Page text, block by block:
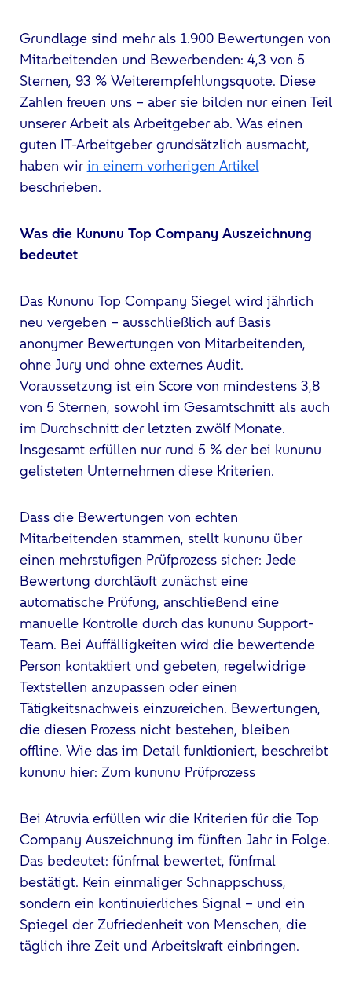
Grundlage sind mehr als 1.900 Bewertungen von
Mitarbeitenden und Bewerbenden: 4,3 von 5
Sternen, 93 % Weiterempfehlungsquote. Diese
Zahlen freuen uns – aber sie bilden nur einen Teil
unserer Arbeit als Arbeitgeber ab. Was einen
guten IT-Arbeitgeber grundsätzlich ausmacht,
haben wirin einem vorherigen Artikel
beschrieben.
Was die Kununu Top Company Auszeichnung
bedeutet
Das Kununu Top Company Siegel wird jährlich
neu vergeben – ausschließlich auf Basis
anonymer Bewertungen von Mitarbeitenden,
ohne Jury und ohne externes Audit.
Voraussetzung ist ein Score von mindestens 3,8
von 5 Sternen, sowohl im Gesamtschnitt als auch
im Durchschnitt der letzten zwölf Monate.
Insgesamt erfüllen nur rund 5 % der bei kununu
gelisteten Unternehmen diese Kriterien.
Dass die Bewertungen von echten
Mitarbeitenden stammen, stellt kununu über
einen mehrstufigen Prüfprozess sicher: Jede
Bewertung durchläuft zunächst eine
automatische Prüfung, anschließend eine
manuelle Kontrolle durch das kununu Support-
Team. Bei Auffälligkeiten wird die bewertende
Person kontaktiert und gebeten, regelwidrige
Textstellen anzupassen oder einen
Tätigkeitsnachweis einzureichen. Bewertungen,
die diesen Prozess nicht bestehen, bleiben
offline. Wie das im Detail funktioniert, beschreibt
kununu hier: Zum kununu Prüfprozess
Bei Atruvia erfüllen wir die Kriterien für die Top
Company Auszeichnung im fünften Jahr in Folge.
Das bedeutet: fünfmal bewertet, fünfmal
bestätigt. Kein einmaliger Schnappschuss,
sondern ein kontinuierliches Signal – und ein
Spiegel der Zufriedenheit von Menschen, die
täglich ihre Zeit und Arbeitskraft einbringen.